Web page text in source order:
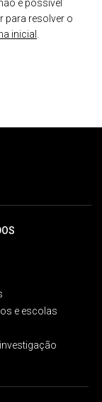
é possível
para resolver o
inicial
e escolas